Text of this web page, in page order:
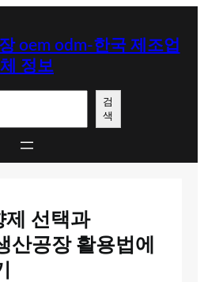
oem odm-한국 제조업
체 정보
검
색
제 선택과
산공장 활용법에